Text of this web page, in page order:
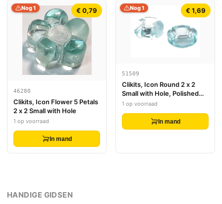
€ 0,79
Nog 1
46280
Clikits, Icon Flower 5 Petals
2 x 2 Small with Hole
1 op voorraad
In mand
€ 1,69
Nog 1
51509
Clikits, Icon Round 2 x 2
Small with Hole, Polished
(Transparent Colors Only)
1 op voorraad
In mand
HANDIGE GIDSEN